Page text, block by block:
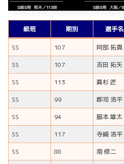
級班 期別 選手名
SS 107 阿部 拓真
SS
107 吉田 拓矢
SS
113 眞杉 匠
SS
99 郡司 浩平
SS
94 脇本 雄太
SS
117 寺崎 浩平
SS
88 南 修二